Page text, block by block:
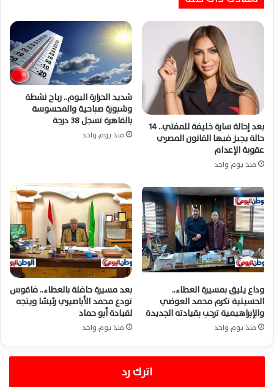
بالتفصيل اليوم
بعد إحالة سارة خليفة للمفتي.. 14
حالة يجيز فيها القانون المصري
عقوبة الإعدام
منذ يوم واحد
شديد الحرارة اليوم.. رياح نشطة
وشبورة صباحية والمحسوسة
بالقاهرة تسجل 38 درجة
منذ يوم واحد
وداع يليق بمسيرة العطاء..
الحسينية تكرم محمد العوضي
والإبراهيمية ترحب بقيادته الجديدة
منذ يوم واحد
بعد مسيرة حافلة بالعطاء.. فاقوس
تودع محمد الأباصيري رئيسًا ويتجه
لقيادة أبو حماد
منذ يوم واحد
اترك رد